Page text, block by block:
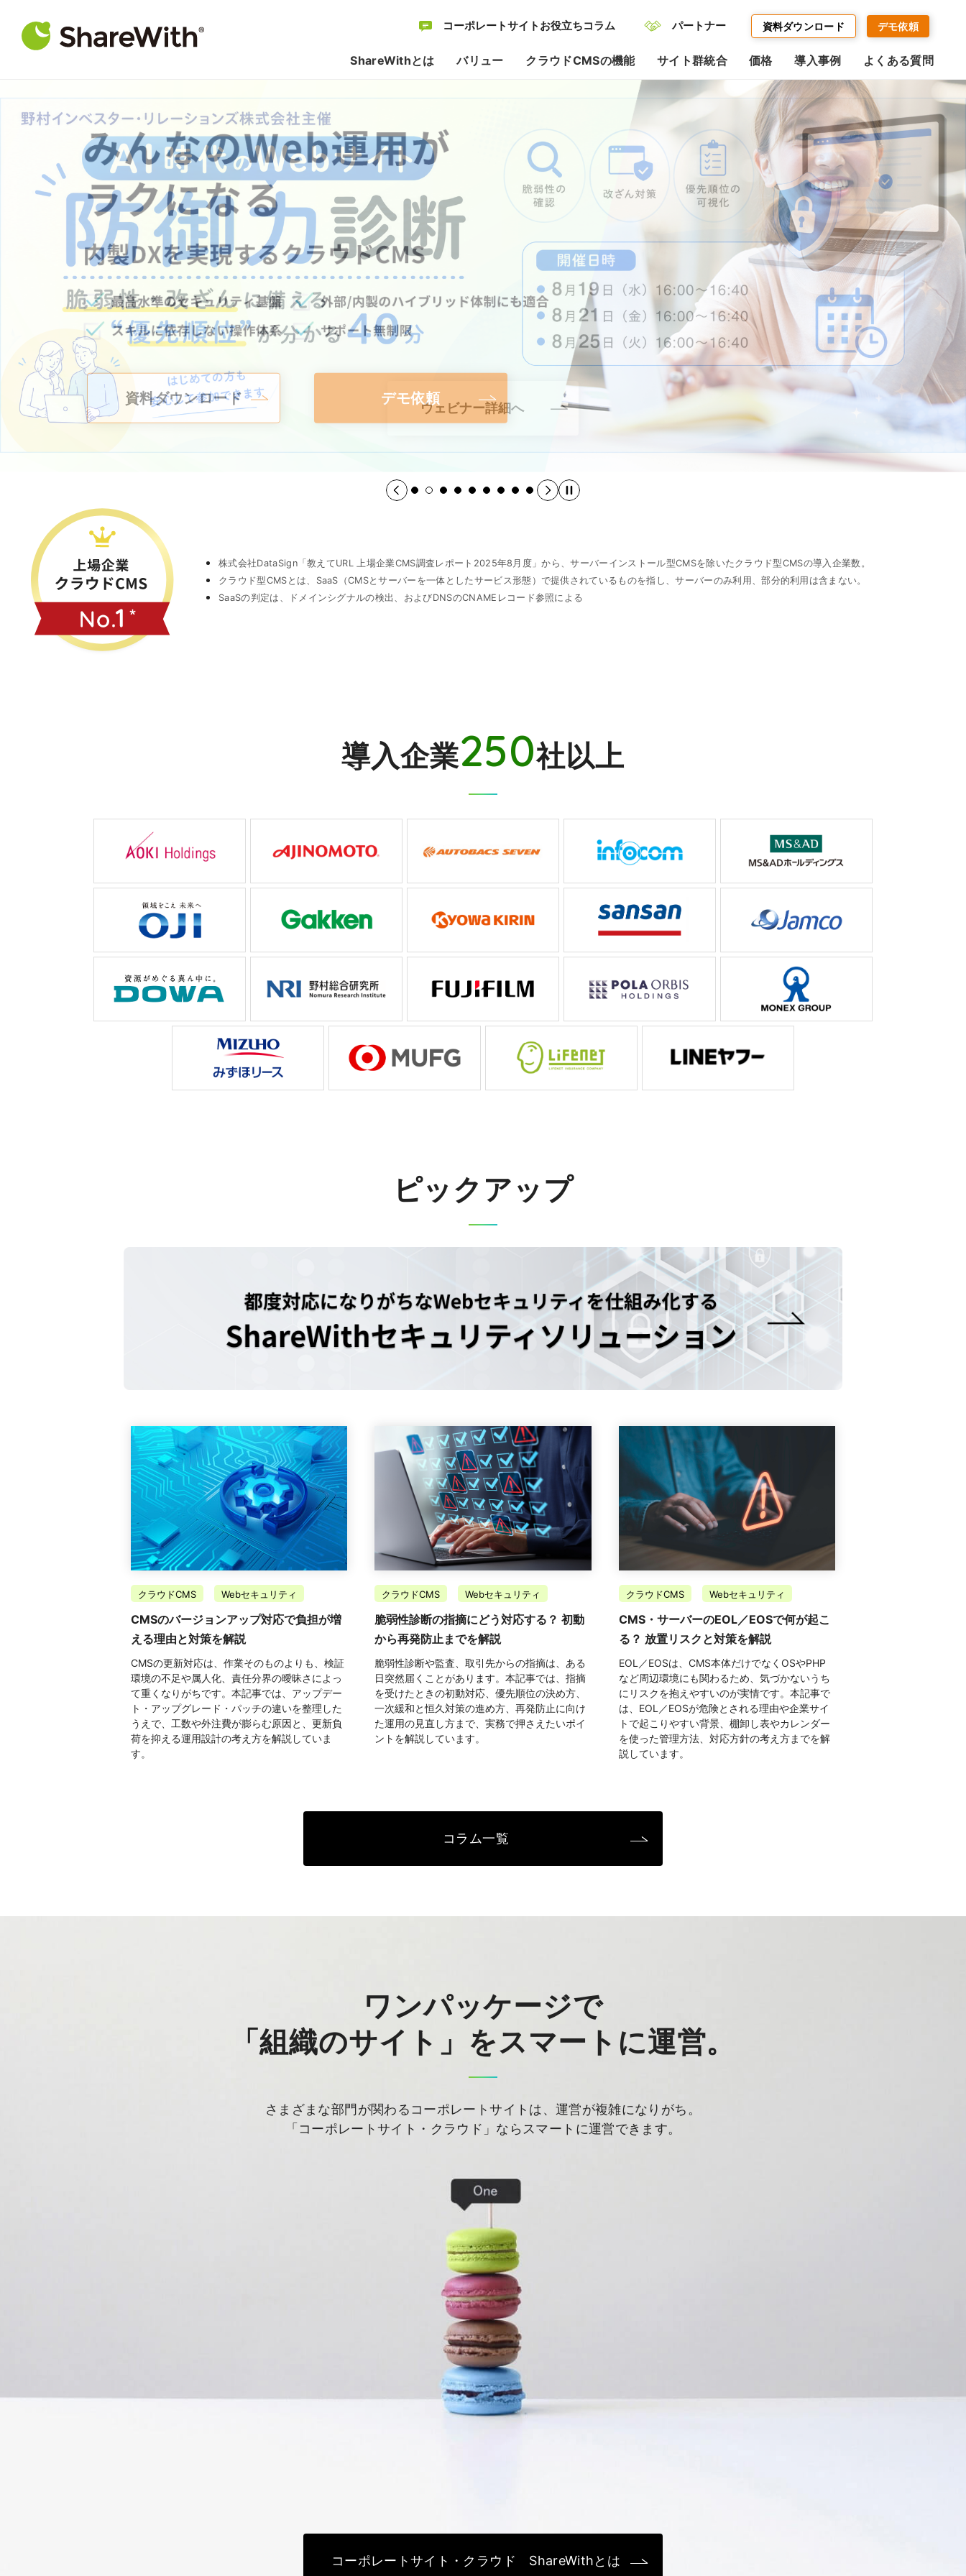
コーポレートサイトお役立ちコラム パートナー 資料ダウンロード デモ依頼
ShareWithとは バリュー クラウドCMSの機能 サイト群統合 価格 導入事例 よくある質問
ウェビナー詳細へ
資料ダウンロード デモ依頼
エンタープライズ運用ソリューション
AIO対策/LLMO支援ソリューション
サイト群統合
ShareWithクローン
導入だけで自社サイトを「AA準拠」に。
脱 ワードプレスの最適解
クラウドCMSと最新MAで創る、
株式会社DataSign「教えてURL 上場企業CMS調査レポート2025年8月度」から、サーバーインストール型CMSを除いたクラウド型CMSの導入企業数。
クラウド型CMSとは、SaaS（CMSとサーバーを一体としたサービス形態）で提供されているものを指し、サーバーのみ利用、部分的利用は含まない。
SaaSの判定は、ドメインシグナルの検出、およびDNSのCNAMEレコード参照による
導入企業250社以上
ピックアップ
クラウドCMS Webセキュリティ
CMSのバージョンアップ対応で負担が増
える理由と対策を解説
CMSの更新対応は、作業そのものよりも、検証
環境の不足や属人化、責任分界の曖昧さによっ
て重くなりがちです。本記事では、アップデー
ト・アップグレード・パッチの違いを整理した
うえで、工数や外注費が膨らむ原因と、更新負
荷を抑える運用設計の考え方を解説していま
す。
クラウドCMS Webセキュリティ
脆弱性診断の指摘にどう対応する？ 初動
から再発防止までを解説
脆弱性診断や監査、取引先からの指摘は、ある
日突然届くことがあります。本記事では、指摘
を受けたときの初動対応、優先順位の決め方、
一次緩和と恒久対策の進め方、再発防止に向け
た運用の見直し方まで、実務で押さえたいポイ
ントを解説しています。
クラウドCMS Webセキュリティ
CMS・サーバーのEOL／EOSで何が起こ
る？ 放置リスクと対策を解説
EOL／EOSは、CMS本体だけでなくOSやPHP
など周辺環境にも関わるため、気づかないうち
にリスクを抱えやすいのが実情です。本記事で
は、EOL／EOSが危険とされる理由や企業サイ
トで起こりやすい背景、棚卸し表やカレンダー
を使った管理方法、対応方針の考え方までを解
説しています。
コラム一覧
ワンパッケージで
「組織のサイト」をスマートに運営。
さまざまな部門が関わるコーポレートサイトは、運営が複雑になりがち。
「コーポレートサイト・クラウド」ならスマートに運営できます。
コーポレートサイト・ クラウド ShareWithとは